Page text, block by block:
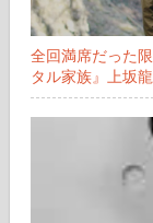
全回満席だった
タル家族』上坂